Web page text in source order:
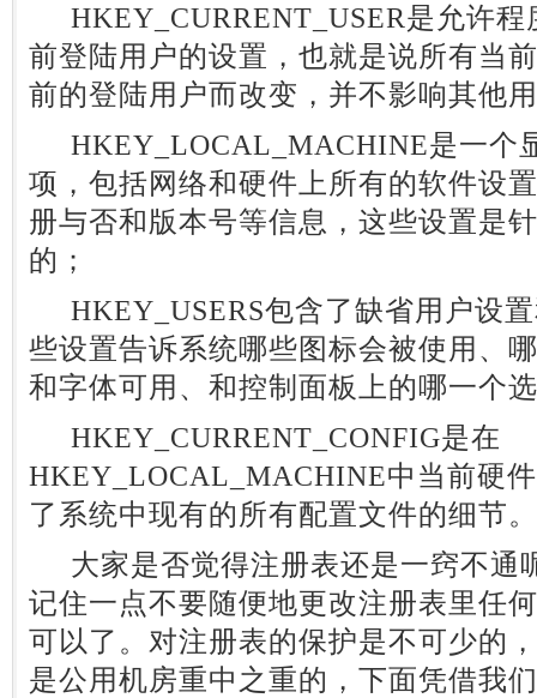
HKEY_CURRENT_USER是允许程
前登陆用户的设置，也就是说所有当
前的登陆用户而改变，并不影响其他
HKEY_LOCAL_MACHINE是一个
项，包括网络和硬件上所有的软件设
册与否和版本号等信息，这些设置是
的；
HKEY_USERS包含了缺省用户设
些设置告诉系统哪些图标会被使用、
和字体可用、和控制面板上的哪一个
HKEY_CURRENT_CONFIG是在
HKEY_LOCAL_MACHINE中当前硬
了系统中现有的所有配置文件的细节。
大家是否觉得注册表还是一窍不通
记住一点不要随便地更改注册表里任
可以了。对注册表的保护是不可少的
是公用机房重中之重的，下面凭借我